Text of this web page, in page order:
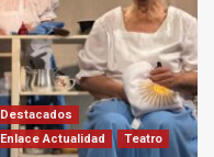
Destacados
Enlace Actualidad
Teatro